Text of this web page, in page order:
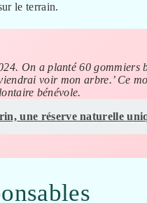
le terrain.
On a planté 60 gommiers
voir mon arbre.’ Ce
bénévole.
une réserve naturelle